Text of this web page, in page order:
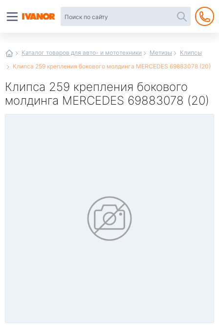
Каталог товаров для авто- и мототехники Метизы
Клипсы
Клипса 259 крепления бокового молдинга MERCEDES 69883078 (20)
Клипса 259 крепления бокового
молдинга MERCEDES 69883078 (20)
интернет-